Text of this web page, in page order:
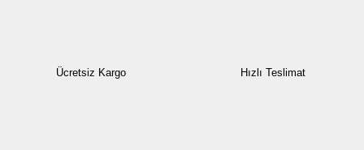
Ücretsiz Kargo Hızlı Teslimat